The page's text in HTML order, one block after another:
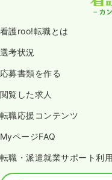
看護roo!転職とは
選考状況
応募書類を作る
閲覧した求人
転職応援コンテンツ
MyページFAQ
転職・派遣就業サポート利